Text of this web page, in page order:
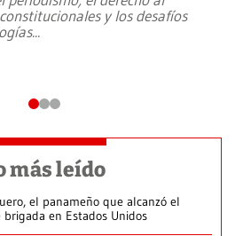
y los desafíos
...
más leído
el panameño que alcanzó el
en Estados Unidos